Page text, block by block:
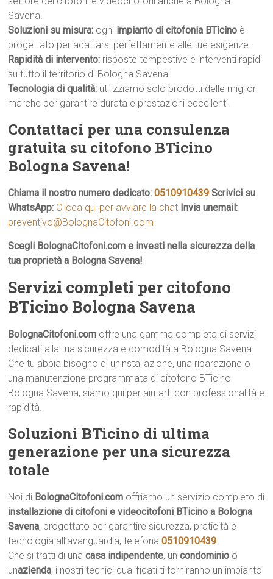
Savena.
Soluzioni su misura: ogni impianto di citofonia BTicino è
progettato per adattarsi perfettamente alle tue esigenze.
Rapidità di intervento: risposte tempestive e interventi rapidi
su tutto il territorio di Bologna Savena.
Tecnologia di qualità: utilizziamo solo prodotti delle migliori
marche per garantire durata e prestazioni eccellenti.
Contattaci per una consulenza
gratuita su citofono BTicino
Bologna Savena!
Chiama il nostro numero dedicato:0510910439 Scrivici su
WhatsApp: Clicca qui per avviare la chat Invia unemail:
preventivo@BolognaCitofoni.com
Scegli BolognaCitofoni.com e investi nella sicurezza della
tua proprietà a Bologna Savena!
Servizi completi per citofono
BTicino Bologna Savena
BolognaCitofoni.com offre una gamma completa di servizi
dedicati alla tua sicurezza e comodità a Bologna Savena.
Che tu abbia bisogno di uninstallazione, una riparazione o
una manutenzione programmata di citofono BTicino
Bologna Savena, siamo qui per aiutarti con professionalità e
rapidità.
Soluzioni BTicino di ultima
generazione per una sicurezza
totale
Noi di BolognaCitofoni.com offriamo un servizio completo di
installazione di citofoni e videocitofoni BTicino a Bologna
Savena, progettato per garantire sicurezza, praticità e
tecnologia all’avanguardia, telefona0510910439.
Che si tratti di unacasa indipendente, uncondominio o
unazienda, i nostri tecnici qualificati ti forniranno un impianto